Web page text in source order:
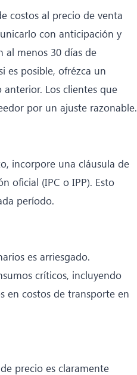
costos al precio de venta
con anticipación y
al menos 30 días de
es posible, ofrézca un
Los clientes que
por un ajuste razonable.
incorpore una cláusula de
oficial (IPC o IPP). Esto
período.
es arriesgado.
críticos, incluyendo
en costos de transporte en
precio es claramente